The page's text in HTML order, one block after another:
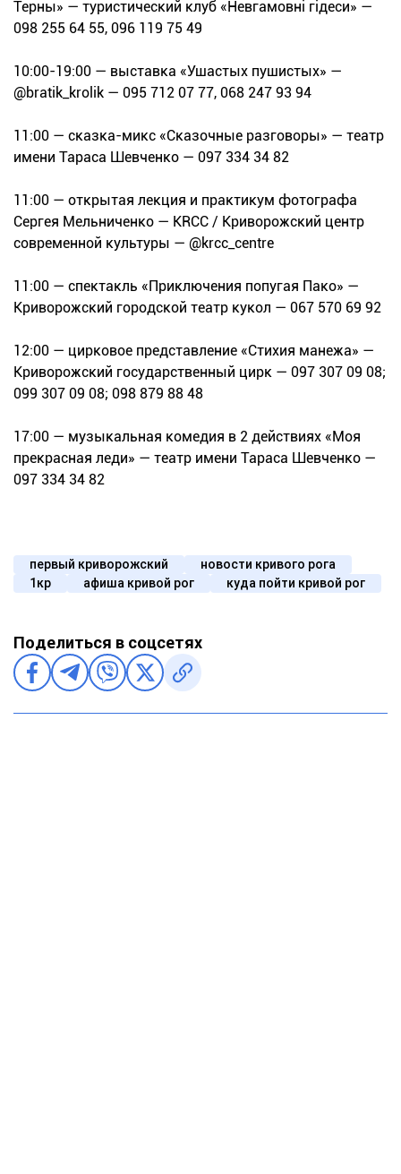
Терны» — туристический клуб «Невгамовні гідеси» —
098 255 64 55, 096 119 75 49
10:00-19:00 — выставка «Ушастых пушистых» —
@bratik_krolik — 095 712 07 77, 068 247 93 94
11:00 — сказка-микс «Сказочные разговоры» — театр
имени Тараса Шевченко — 097 334 34 82
11:00 — открытая лекция и практикум фотографа
Сергея Мельниченко — KRCC / Криворожский центр
современной культуры — @krcc_centre
11:00 — спектакль «Приключения попугая Пако» —
Криворожский городской театр кукол — 067 570 69 92
12:00 — цирковое представление «Стихия манежа» —
Криворожский государственный цирк — 097 307 09 08;
099 307 09 08; 098 879 88 48
17:00 — музыкальная комедия в 2 действиях «Моя
прекрасная леди» — театр имени Тараса Шевченко —
097 334 34 82
первый криворожский
новости кривого рога
1кр
афиша кривой рог куда пойти кривой рог
Поделиться в соцсетях